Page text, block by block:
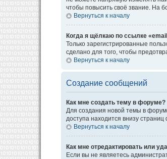
чтобы повысить своё звание. На
Вернуться к началу
Когда я щёлкаю по ссылке
Только зарегистрированные
сделано для того, чтобы
Вернуться к началу
Создание сообщений
Как мне создать тему в форуме?
Для создания новой темы в
доступа находится внизу
Вернуться к началу
Как мне отредактировать или
Если вы не являетесь